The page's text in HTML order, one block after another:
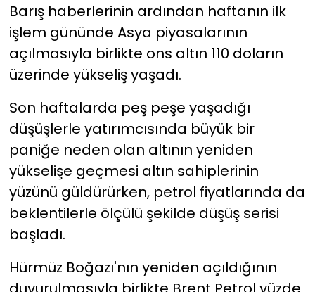
Barış haberlerinin ardından haftanın ilk
işlem gününde Asya piyasalarının
açılmasıyla birlikte ons altın 110 doların
üzerinde yükseliş yaşadı.
Son haftalarda peş peşe yaşadığı
düşüşlerle yatırımcısında büyük bir
paniğe neden olan altının yeniden
yükselişe geçmesi altın sahiplerinin
yüzünü güldürürken, petrol fiyatlarında da
beklentilerle ölçülü şekilde düşüş serisi
başladı.
Hürmüz Boğazı'nın yeniden açıldığının